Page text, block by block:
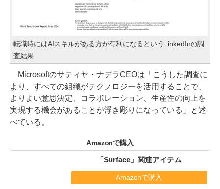
転職時にはAIスキルがある方が有利になるというLinkedInの調
査結果
Microsoftのサティヤ・ナデラCEOは「こうした調査に
より、すべての組織がテクノロジーを活用することで、
よりよい意思決定、コラボレーション、生産性の向上を
実現する機会があることが浮き彫りになっている」と述
べている。
Amazonで購入
「Surface」関連アイテム
Amazonで購入